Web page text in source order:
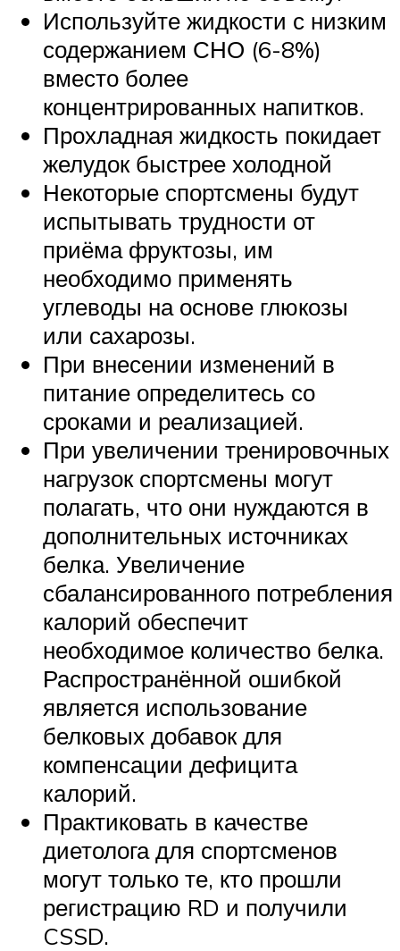
Используйте жидкости с низким
содержанием СНО (6-8%)
вместо более
концентрированных напитков.
Прохладная жидкость покидает
желудок быстрее холодной
Некоторые спортсмены будут
испытывать трудности от
приёма фруктозы, им
необходимо применять
углеводы на основе глюкозы
или сахарозы.
При внесении изменений в
питание определитесь со
сроками и реализацией.
При увеличении тренировочных
нагрузок спортсмены могут
полагать, что они нуждаются в
дополнительных источниках
белка. Увеличение
сбалансированного потребления
калорий обеспечит
необходимое количество белка.
Распространённой ошибкой
является использование
белковых добавок для
компенсации дефицита
калорий.
Практиковать в качестве
диетолога для спортсменов
могут только те, кто прошли
регистрацию RD и получили
CSSD.